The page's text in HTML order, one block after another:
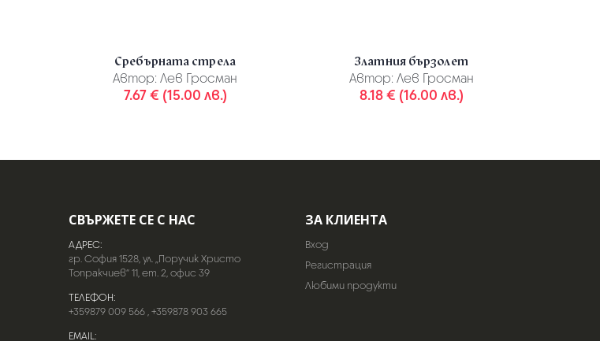
Сребърната стрела
Автор: Лев Гросман
7.67 € (15.00 лв.)
Златния бързолет
Автор: Лев Гросман
8.18 € (16.00 лв.)
СВЪРЖЕТЕ СЕ С НАС
АДРЕС:
гр. София 1528, ул. „Поручик Христо
Топракчиев“ 11, ет. 2, офис 39
ТЕЛЕФОН:
+359879 009 566,+359878 903 665
EMAIL:
ЗА КЛИЕНТА
Вход
Регистрация
Любими продукти